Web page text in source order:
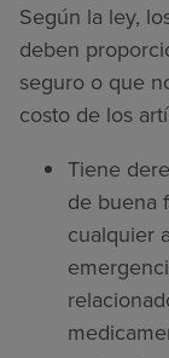
Según la ley,
deben
seguro o que
costo de los
Tiene
de buena
cualquier